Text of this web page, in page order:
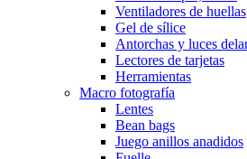
Ventiladores de huellas
Gel de sílice
Antorchas y luces
Lectores de tarjetas
Herramientas
Macro fotografía
Lentes
Bean bags
Juego anillos anadidos